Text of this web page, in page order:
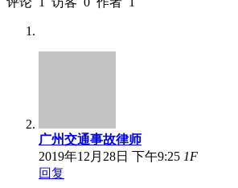
广州交通事故律师
2019年12月28日 下午9:25 1F
回复